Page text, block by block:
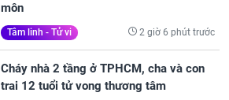
môn
Tâm linh - Tử vi 2 giờ 6 phút trước
Cháy nhà 2 tầng ở TPHCM, cha và con
trai 12 tuổi tử vong thương tâm